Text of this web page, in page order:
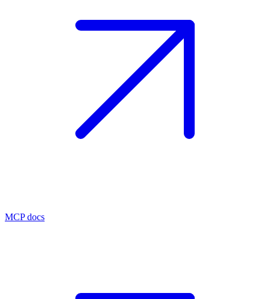
MCP docs